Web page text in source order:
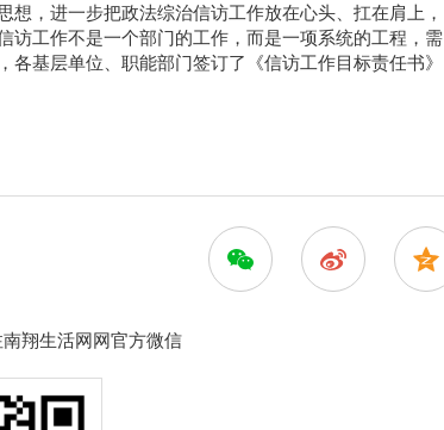
，进一步把政法综治信访工作放在心头、扛在肩上，
访工作不是一个部门的工作，而是一项系统的工程，需
基层单位、职能部门签订了《信访工作目标责任书》
翔生活网网官方微信